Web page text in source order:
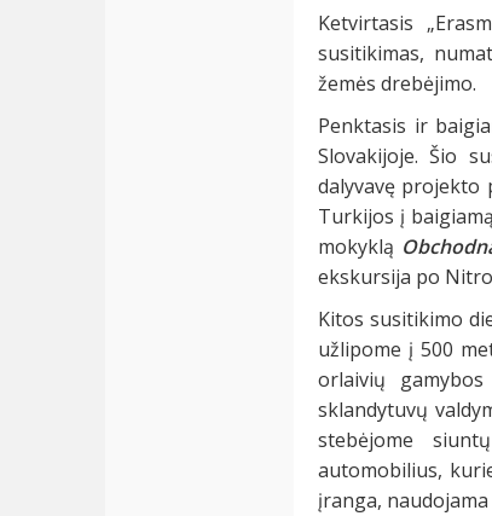
Ketvirtasis
susitikimas,
žemės drebėjimo.
Penktasis ir
Slovakijoje. Šio
dalyvavę
Turkijos į
mokyklą
ekskursija po
Kitos susitikimo
užlipome į 500
orlaivių
sklandytuvų
stebėjome
automobilius,
įranga,